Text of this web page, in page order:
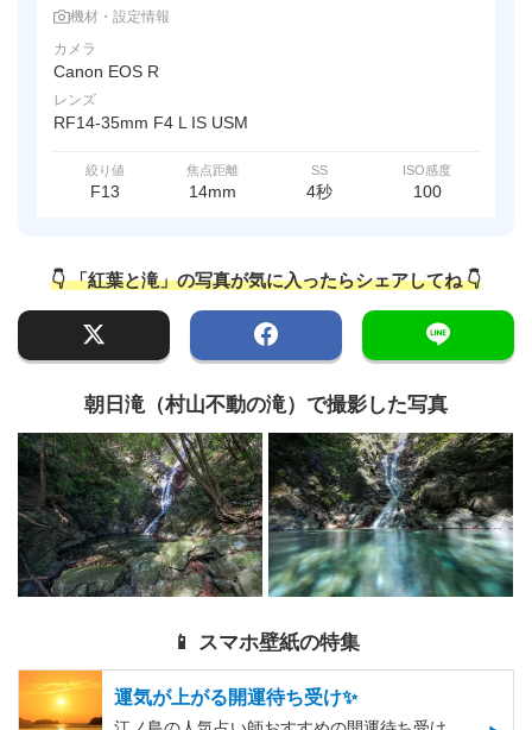
機材・設定情報
カメラ
Canon EOS R
レンズ
RF14-35mm F4 L IS USM
絞り値
F13
焦点距離
14mm
SS
4秒
ISO感度
100
👇 「紅葉と滝」の写真が気に入ったらシェアしてね 👇
朝日滝（村山不動の滝）で撮影した写真
📱 スマホ壁紙の特集
運気が上がる開運待ち受け✨